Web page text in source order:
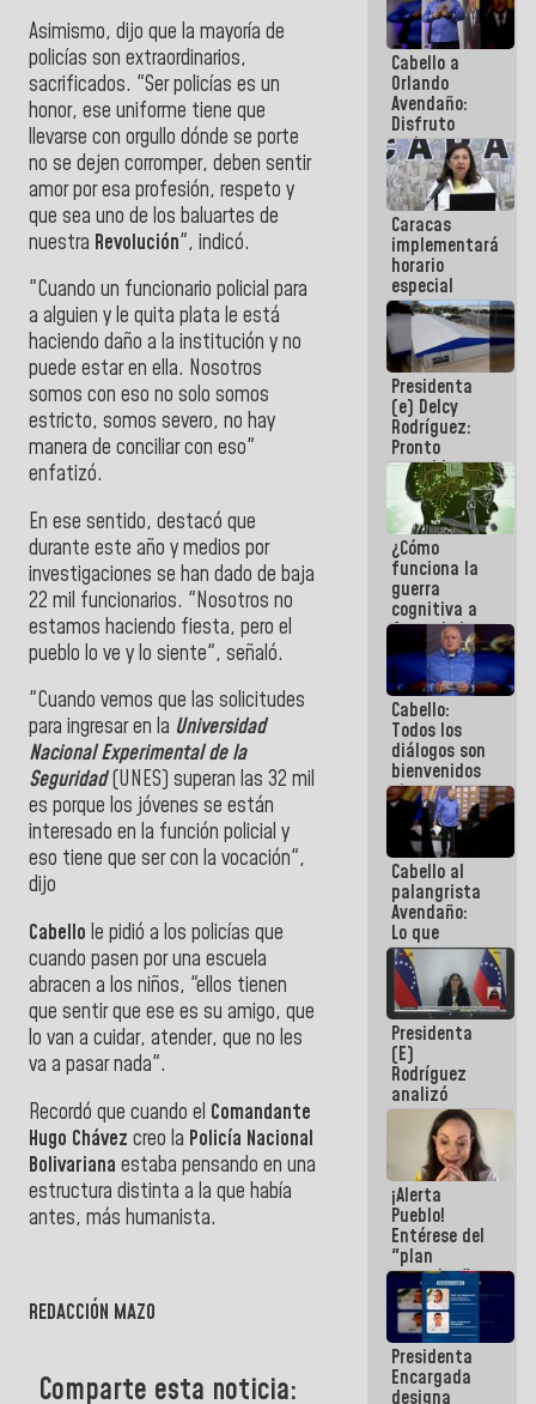
Asimismo, dijo que la mayoría de
policías son extraordinarios,
sacrificados. "Ser policías es un
honor, ese uniforme tiene que
llevarse con orgullo dónde se porte
no se dejen corromper, deben sentir
amor por esa profesión, respeto y
que sea uno de los baluartes de
nuestra Revolución", indicó.
"Cuando un funcionario policial para
a alguien y le quita plata le está
haciendo daño a la institución y no
puede estar en ella. Nosotros
somos con eso no solo somos
estricto, somos severo, no hay
manera de conciliar con eso"
enfatizó.
En ese sentido, destacó que
durante este año y medios por
investigaciones se han dado de baja
22 mil funcionarios. "Nosotros no
estamos haciendo fiesta, pero el
pueblo lo ve y lo siente", señaló.
"Cuando vemos que las solicitudes
para ingresar en la Universidad
Nacional Experimental de la
Seguridad (UNES) superan las 32 mil
es porque los jóvenes se están
interesado en la función policial y
eso tiene que ser con la vocación",
dijo
Cabello le pidió a los policías que
cuando pasen por una escuela
abracen a los niños, "ellos tienen
que sentir que ese es su amigo, que
lo van a cuidar, atender, que no les
va a pasar nada".
Recordó que cuando el Comandante
Hugo Chávez creo la Policía Nacional
Bolivariana estaba pensando en una
estructura distinta a la que había
antes, más humanista.
REDACCIÓN MAZO
Comparte esta noticia:
Cabello a
Orlando
Avendaño:
Disfruto
cada vez
que escribes
porque lo
que haces
es
embarrarla
Caracas
implementará
horario
especial
para
adaptarse
al plan de
ahorro
energético
Presidenta
(e) Delcy
Rodríguez:
Pronto
restableceremos
las
operaciones
en el
Aeropuerto
Internacional
de
Maiquetía
¿Cómo
funciona la
guerra
cognitiva a
favor de la
narrativa
hegemónica?
(1)
Cabello:
Todos los
diálogos son
bienvenidos
siempre que
estén en el
marco de la
Constitución
de la
República
Cabello al
palangrista
Avendaño:
Lo que
vayas a
escribir
hazlo hoy
por que no
sabemos si
la semana
que viene
hay
programa
Presidenta
(E)
Rodríguez
analizó
junto a
gobernadores
planes de
recuperación
del Sistema
Eléctrico
Nacional
¡Alerta
Pueblo!
Entérese del
"plan
enjambre"
de La Sayo
para
sabotear el
diálogo y
promover el
Presidenta
Encargada
designa